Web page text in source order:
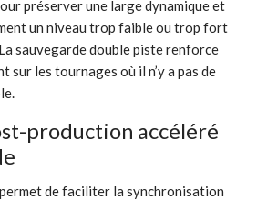
préserver une large dynamique et
un niveau trop faible ou trop fort
sauvegarde double piste renforce
sur les tournages où il n’y a pas de
production accéléré
de faciliter la synchronisation